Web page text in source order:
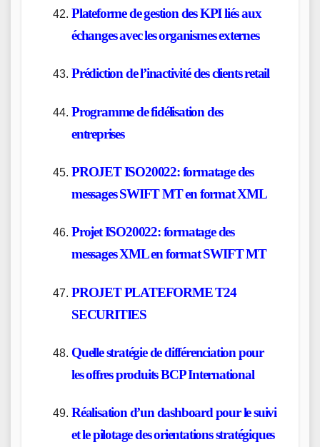
Plateforme de gestion des KPI liés aux
échanges avec les organismes externes
Prédiction de l’inactivité des clients retail
Programme de fidélisation des
entreprises
PROJET ISO20022: formatage des
messages SWIFT MT en format XML
Projet ISO20022: formatage des
messages XML en format SWIFT MT
PROJET PLATEFORME T24
SECURITIES
Quelle stratégie de différenciation pour
les offres produits BCP International
Réalisation d’un dashboard pour le suivi
et le pilotage des orientations stratégiques